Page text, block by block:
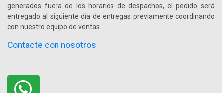
generados fuera de los horarios de despachos, el pedido será
entregado al siguiente día de entregas previamente coordinando
con nuestro equipo de ventas.
Contacte con nosotros